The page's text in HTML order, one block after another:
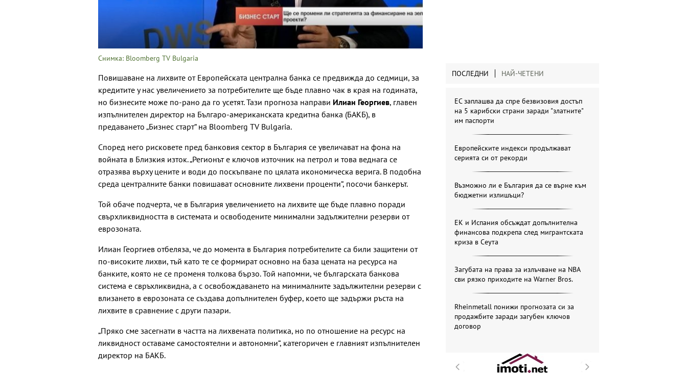
Снимка: Bloomberg TV Bulgaria
Повишаване на лихвите от Европейската централна банка се предвижда до седмици, за
кредитите у нас увеличението за потребителите ще бъде плавно чак в края на годината,
но бизнесите може по-рано да го усетят. Тази прогноза направи Илиан Георгиев, главен
изпълнителен директор на Българо-американската кредитна банка (БАКБ), в
предаването „Бизнес старт“ на Bloomberg TV Bulgaria.
Според него рисковете пред банковия сектор в България се увеличават на фона на
войната в Близкия изток. „Регионът е ключов източник на петрол и това веднага се
отразява върху цените и води до поскъпване по цялата икономическа верига. В подобна
среда централните банки повишават основните лихвени проценти“, посочи банкерът.
Той обаче подчерта, че в България увеличението на лихвите ще бъде плавно поради
свърхликвидността в системата и освободените минимални задължителни резерви от
еврозоната.
Илиан Георгиев отбеляза, че до момента в България потребителите са били защитени от
по-високите лихви, тъй като те се формират основно на база цената на ресурса на
банките, която не се променя толкова бързо. Той напомни, че българската банкова
система е свръхликвидна, а с освобождаването на минималните задължителни резерви с
влизането в еврозоната се създава допълнителен буфер, което ще задържи ръста на
лихвите в сравнение с други пазари.
„Пряко сме засегнати в частта на лихвената политика, но по отношение на ресурс на
ликвидност оставаме самостоятелни и автономни“, категоричен е главният изпълнителен
директор на БАКБ.
ПОСЛЕДНИ НАЙ-ЧЕТЕНИ
ЕС заплашва да спре безвизовия достъп
на 5 карибски страни заради "златните"
им паспорти
Европейските индекси продължават
серията си от рекорди
Възможно ли е България да се върне към
бюджетни излишъци?
ЕК и Испания обсъждат допълнителна
финансова подкрепа след мигрантската
криза в Сеута
Загубата на права за излъчване на NBA
сви рязко приходите на Warner Bros.
Rheinmetall понижи прогнозата си за
продажбите заради загубен ключов
договор